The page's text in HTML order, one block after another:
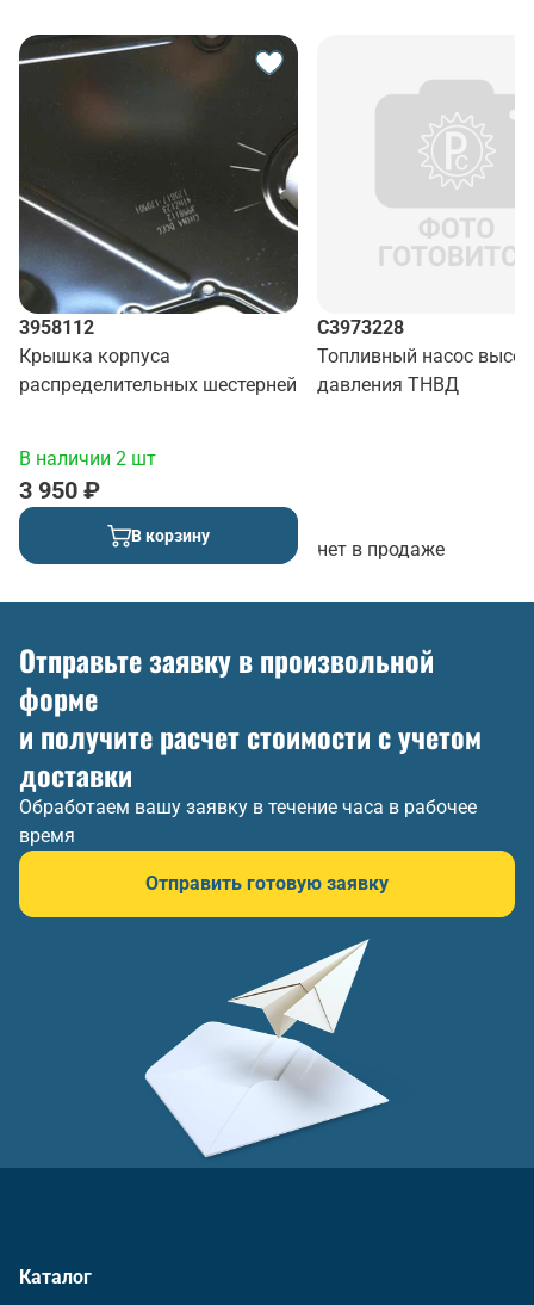
3958112
Крышка корпуса
распределительных шестерней
В наличии 2 шт
3 950 ₽
В корзину
C3973228
Топливный насос
давления ТНВД
нет в продаже
Отправьте заявку в произвольной
форме
и получите расчет стоимости с учетом
доставки
Обработаем вашу заявку в течение часа в рабочее
время
Отправить готовую заявку
Каталог